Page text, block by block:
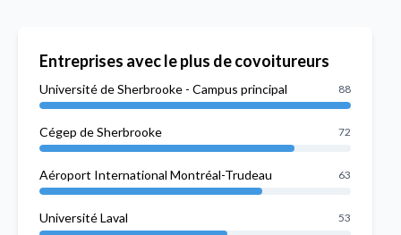
Entreprises avec le plus de covoitureurs
Université de Sherbrooke - Campus principal 88
Cégep de Sherbrooke 72
Aéroport International Montréal-Trudeau 63
Université Laval 53